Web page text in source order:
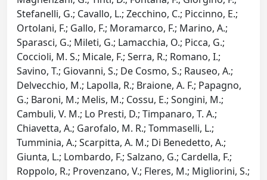
Stefanelli, G.; Cavallo, L.; Zecchino, C.; Piccinno, E.;
Ortolani, F.; Gallo, F.; Moramarco, F.; Marino, A.;
Sparasci, G.; Mileti, G.; Lamacchia, O.; Picca, G.;
Coccioli, M. S.; Micale, F.; Serra, R.; Romano, I.;
Savino, T.; Giovanni, S.; De Cosmo, S.; Rauseo, A.;
Delvecchio, M.; Lapolla, R.; Braione, A. F.; Papagno,
G.; Baroni, M.; Melis, M.; Cossu, E.; Songini, M.;
Cambuli, V. M.; Lo Presti, D.; Timpanaro, T. A.;
Chiavetta, A.; Garofalo, M. R.; Tommaselli, L.;
Tumminia, A.; Scarpitta, A. M.; Di Benedetto, A.;
Giunta, L.; Lombardo, F.; Salzano, G.; Cardella, F.;
Roppolo, R.; Provenzano, V.; Fleres, M.; Migliorini, S.;